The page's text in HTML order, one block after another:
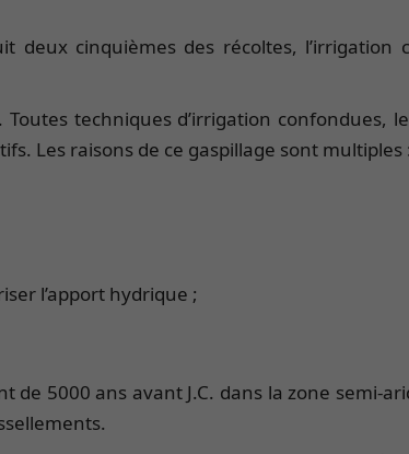
deux cinquièmes des récoltes,
techniques d’irrigation
Les raisons de ce gaspillage sont multiples
l’apport hydrique ;
5000 ans avant J.C. dans la zone semi-